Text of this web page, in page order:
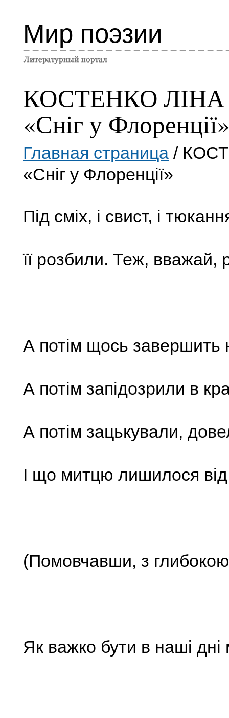
Мир поэзии
КОСТЕНКО ЛІНА
«Сніг у
Главная страница /
«Сніг у Флоренції»
Під сміх, і свист, і
її розбили. Теж, вважай,
А потім щось завершить
А потім запідозрили в
А потім зацькували,
І що митцю лишилося від
(Помовчавши, з
Як важко бути в наші